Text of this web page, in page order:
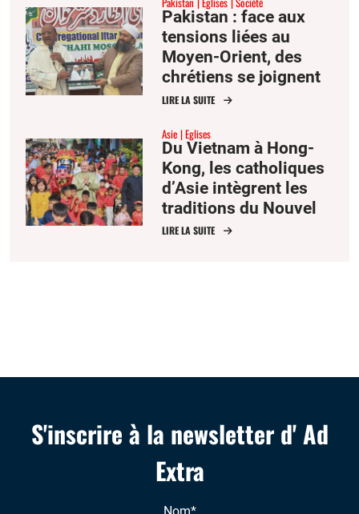
Pakistan : face aux
tensions liées au
Moyen-Orient, des
chrétiens se joignent
aux repas de Ramadan
LIRE LA SUITE
Asie Eglises
Du Vietnam à Hong-
Kong, les catholiques
d’Asie intègrent les
traditions du Nouvel
An lunaire
LIRE LA SUITE
S'inscrire à la newsletter d' Ad
Extra